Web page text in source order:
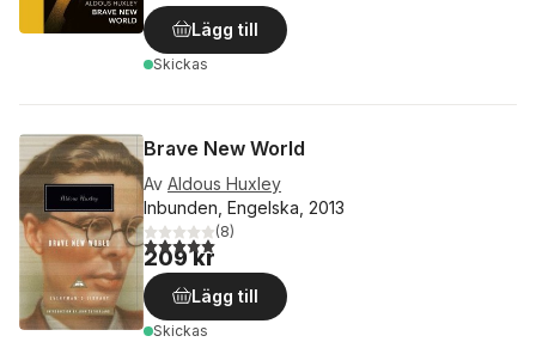
Lägg till
Skickas
Brave New World
Av Aldous Huxley
Inbunden, Engelska, 2013
5,0utav 5 stjärnor. Totalt antal röster:
(8)
209 kr
Lägg till
Skickas